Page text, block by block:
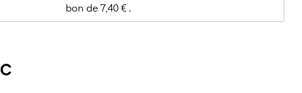
bon de 7,40 € .